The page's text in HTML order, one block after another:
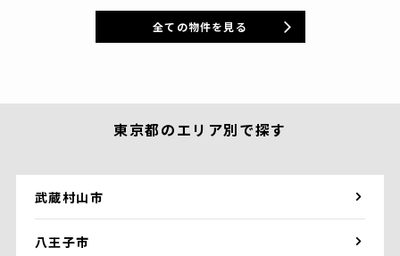
全ての物件を見る
東京都のエリア別で探す
武蔵村山市
八王子市